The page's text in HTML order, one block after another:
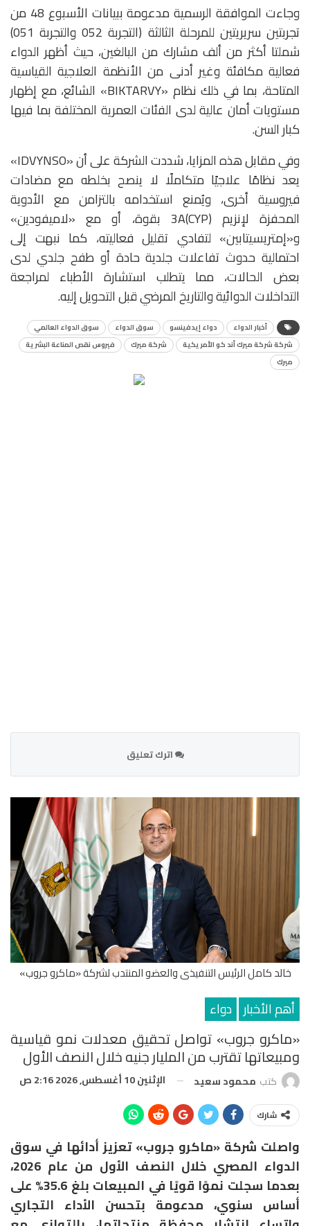
وجاءت الموافقة الرسمية مدعومة ببيانات الأسبوع 48 من
تجربتين سريريتين للمرحلة الثالثة (التجربة 052 والتجربة 051)
شملتا أكثر من ألف مشارك من البالغين، حيث أظهر الدواء
فعالية مكافئة وغير أدنى من الأنظمة العلاجية القياسية
المتاحة، بما في ذلك نظام «BIKTARVY» الشائع، مع إظهار
مستويات أمان عالية لدى الفئات العمرية المختلفة بما فيها
كبار السن.
وفي مقابل هذه المزايا، شددت الشركة على أن «IDVYNSO»
يعد نظامًا علاجيًا متكاملًا لا ينصح بخلطه مع مضادات
فيروسية أخرى، ويُمنع استخدامه بالتزامن مع الأدوية
المحفزة لإنزيم (CYP)3A بقوة، أو مع «لاميفودين»
و«إمتريسيتابين» لتفادي تقليل فعاليته، كما نبهت إلى
احتمالية حدوث تفاعلات جلدية حادة أو طفح جلدي لدى
بعض الحالات، مما يتطلب استشارة الأطباء لمراجعة
التداخلات الدوائية والتاريخ المرضي قبل التحويل إليه.
أخبار الدواء دواء إيدفينسو سوق الدواء
سوق الدواء العالمي
شركة شركة ميرك أند كو الأمريكية
شركة ميرك
فيروس نقص المناعة البشرية
ميرك
اترك تعليق
خالد كامل الرئيس التنفيذى والعضو المنتدب لشركة «ماكرو جروب»
أهم الأخبار دواء
«ماكرو جروب» تواصل تحقيق معدلات نمو قياسية
ومبيعاتها تقترب من المليار جنيه خلال النصف الأول
كتب محمود سعيد الإثنين 10 أغسطس, 2026 2:16 ص
شارك
واصلت شركة «ماكرو جروب» تعزيز أدائها في سوق
الدواء المصري خلال النصف الأول من عام 2026،
بعدما سجلت نموًا قويًا في المبيعات بلغ 35.6% على
أساس سنوي، مدعومة بتحسن الأداء التجاري